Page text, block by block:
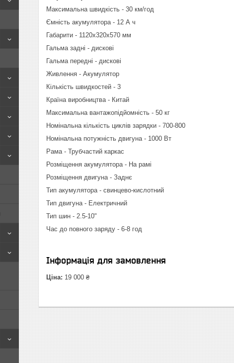
Максимальна швидкість - 30 км/год
Ємність акумулятора - 12 А ч
Габарити - 1120х320х570 мм
Гальма задні - дискові
Гальма передні - дискові
Живлення - Акумулятор
Кількість швидкостей - 3
Країна виробництва - Китай
Максимальна вантажопідйомність - 50 кг
Номінальна кількість циклів зарядки - 700-800
Номінальна потужність двигуна - 1000 Вт
Рама - Трубчастий каркас
Розміщення акумулятора - На рамі
Розміщення двигуна - Заднє
Тип акумулятора - свинцево-кислотний
Тип двигуна - Електричний
Тип шин - 2.5-10"
Час до повного заряду - 6-8 год
Інформація для замовлення
Ціна: 19 000 ₴